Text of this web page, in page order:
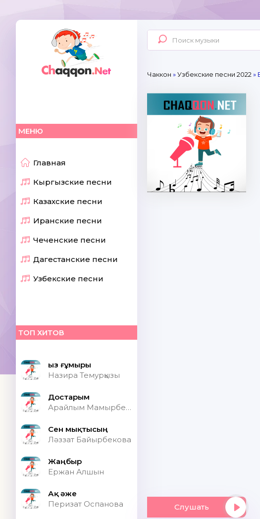
МЕНЮ
Главная
Кыргызские песни
Казахские песни
Иранские песни
Чеченские песни
Дагестанские песни
Узбекские песни
ТОП ХИТОВ
Қыз ғұмыры
Назира Темурқызы
Достарым
Арайлым Мамырбекқызы
Сен мықтысың
Ләззат Байырбекова
Жаңбыр
Ержан Алшын
Ақ әже
Перизат Оспанова
Чаккон »Узбекские песни 2022 »
Слушать